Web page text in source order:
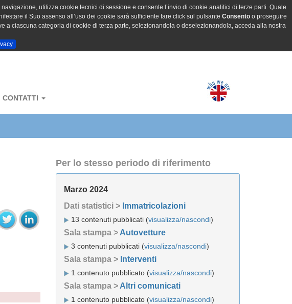
utilizza cookie tecnici di sessione e consente l’invio di cookie analitici di terze parti. Quale
il Suo assenso all’uso dei cookie sarà sufficiente fare click sul pulsante Consentoo proseguire
ciascuna categoria di cookie di terza parte, selezionandola o deselezionandola, acceda alla nostra
CONTATTI
Per lo stesso periodo di riferimento
Marzo 2024
Dati statistici > Immatricolazioni
13 contenuti pubblicati (visualizza/nascondi)
Sala stampa > Autovetture
3 contenuti pubblicati (visualizza/nascondi)
Sala stampa > Interventi
1 contenuto pubblicato (visualizza/nascondi)
Sala stampa > Altri comunicati
1 contenuto pubblicato (visualizza/nascondi)